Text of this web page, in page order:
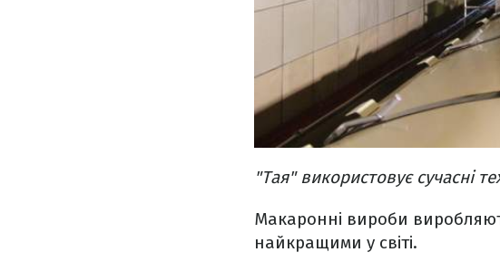
"Тая" використовує сучасні
Макаронні вироби
найкращими у світі.